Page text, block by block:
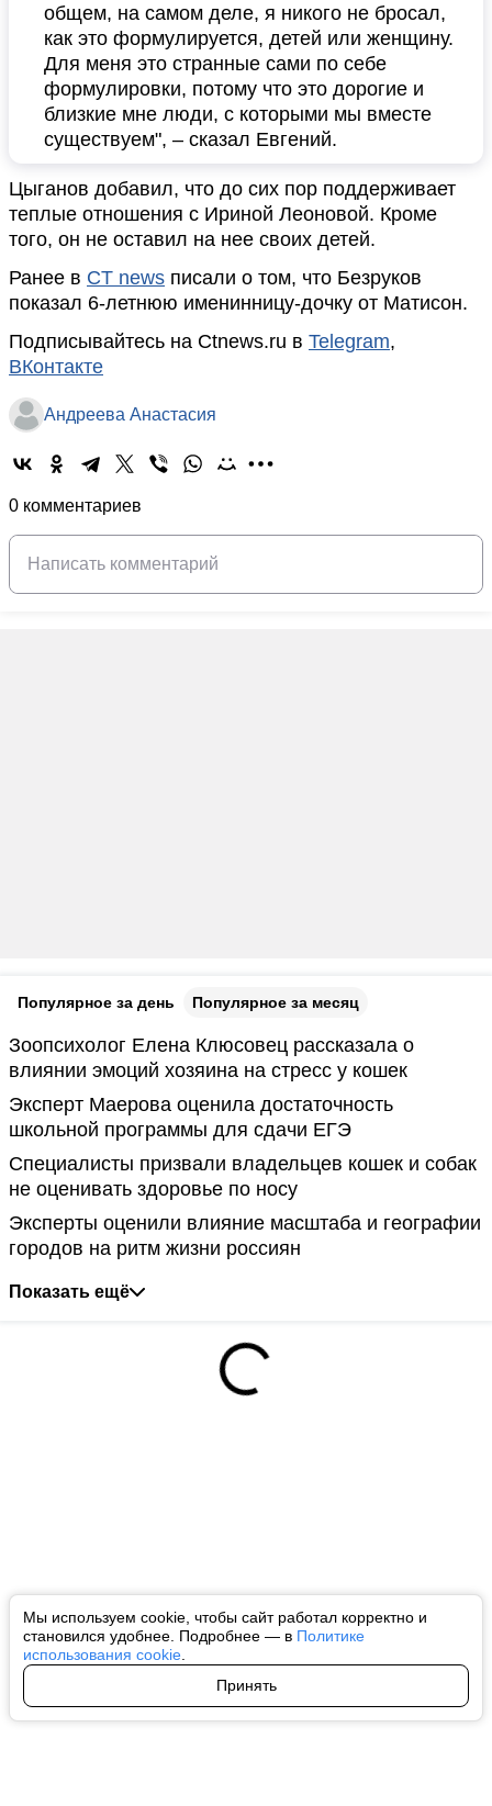
Мы используем cookie, чтобы сайт работал корректно и
становился удобнее. Подробнее — в Политике
использования cookie
Принять
общем, на самом деле, я никого не бросал,
как это формулируется, детей или женщину.
Для меня это странные сами по себе
формулировки, потому что это дорогие и
близкие мне люди, с которыми мы вместе
существуем", – сказал Евгений.
Цыганов добавил, что до сих пор поддерживает
теплые отношения с Ириной Леоновой. Кроме
того, он не оставил на нее своих детей.
Ранее в CT news писали о том, что Безруков
показал 6-летнюю именинницу-дочку от Матисон.
Подписывайтесь на Ctnews.ru в Telegram,
ВКонтакте
Андреева Анастасия
0 комментариев
Популярное за день Популярное за месяц
Зоопсихолог Елена Клюсовец рассказала о
влиянии эмоций хозяина на стресс у кошек
Эксперт Маерова оценила достаточность
школьной программы для сдачи ЕГЭ
Специалисты призвали владельцев кошек и собак
не оценивать здоровье по носу
Эксперты оценили влияние масштаба и географии
городов на ритм жизни россиян
Показать ещё